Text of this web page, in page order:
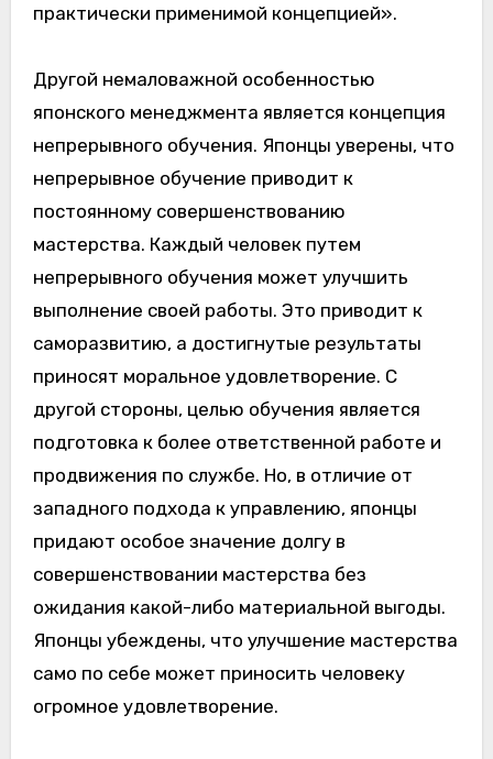
практически применимой концепцией».
Другой немаловажной особенностью
японского менеджмента является концепция
непрерывного обучения. Японцы уверены, что
непрерывное обучение приводит к
постоянному совершенствованию
мастерства. Каждый человек путем
непрерывного обучения может улучшить
выполнение своей работы. Это приводит к
саморазвитию, а достигнутые результаты
приносят моральное удовлетворение. С
другой стороны, целью обучения является
подготовка к более ответственной работе и
продвижения по службе. Но, в отличие от
западного подхода к управлению, японцы
придают особое значение долгу в
совершенствовании мастерства без
ожидания какой-либо материальной выгоды.
Японцы убеждены, что улучшение мастерства
само по себе может приносить человеку
огромное удовлетворение.